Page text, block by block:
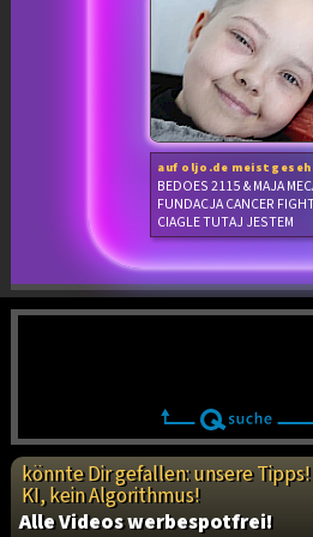
auf oljo.de
BEDOES 2115 & MAJA
FUNDACJA CANCER
CIAGLE TUTAJ JESTEM
könnte Dir gefallen: unsere
KI, kein Algorithmus!
Alle Videos werbespotfrei!